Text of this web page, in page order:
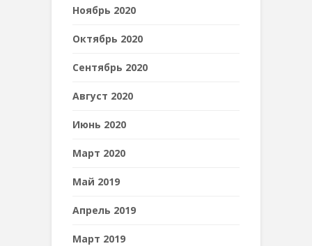
Ноябрь 2020
Октябрь 2020
Сентябрь 2020
Август 2020
Июнь 2020
Март 2020
Май 2019
Апрель 2019
Март 2019